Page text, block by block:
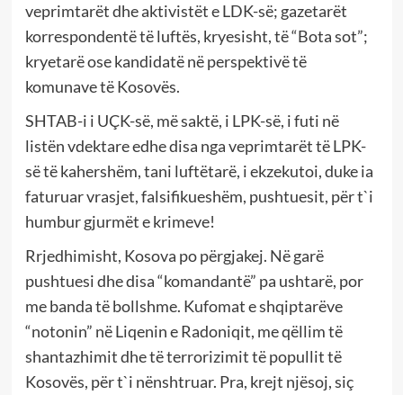
veprimtarët dhe aktivistët e LDK-së; gazetarët
korrespondentë të luftës, kryesisht, të “Bota sot”;
kryetarë ose kandidatë në perspektivë të
komunave të Kosovës.
SHTAB-i i UÇK-së, më saktë, i LPK-së, i futi në
listën vdektare edhe disa nga veprimtarët të LPK-
së të kahershëm, tani luftëtarë, i ekzekutoi, duke ia
faturuar vrasjet, falsifikueshëm, pushtuesit, për t`i
humbur gjurmët e krimeve!
Rrjedhimisht, Kosova po përgjakej. Në garë
pushtuesi dhe disa “komandantë” pa ushtarë, por
me banda të bollshme. Kufomat e shqiptarëve
“notonin” në Liqenin e Radoniqit, me qëllim të
shantazhimit dhe të terrorizimit të popullit të
Kosovës, për t`i nënshtruar. Pra, krejt njësoj, siç